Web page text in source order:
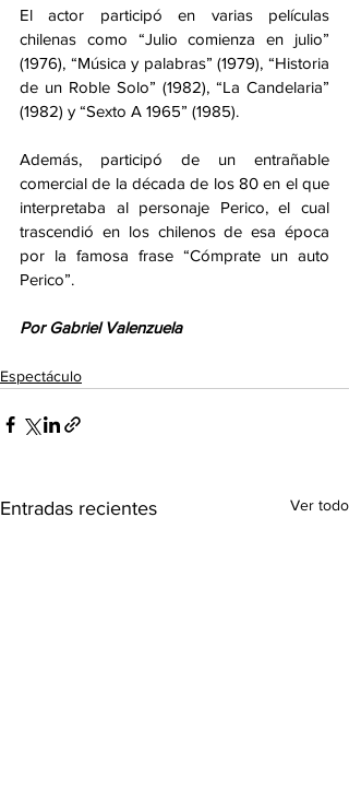
El actor participó en varias películas
chilenas como “Julio comienza en julio”
(1976), “Música y palabras” (1979), “Historia
de un Roble Solo” (1982), “La Candelaria”
(1982) y “Sexto A 1965” (1985).
Además, participó de un entrañable
comercial de la década de los 80 en el que
interpretaba al personaje Perico, el cual
trascendió en los chilenos de esa época
por la famosa frase “Cómprate un auto
Perico”.
Por Gabriel Valenzuela
Espectáculo
Entradas recientes Ver todo